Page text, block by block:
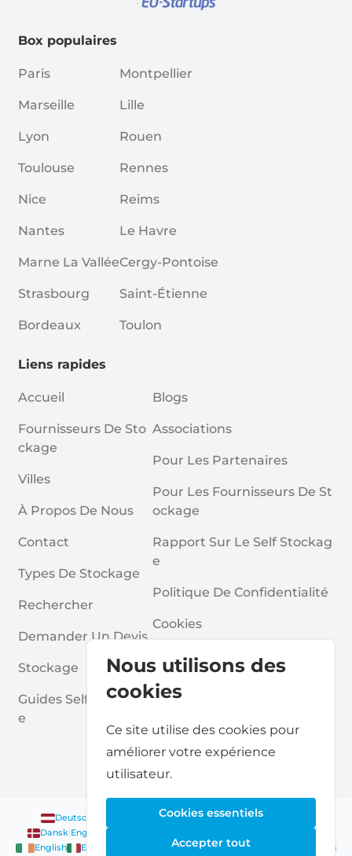
Nous utilisons des
cookies
Ce site utilise des cookies pour
améliorer votre expérience
utilisateur.
Cookies essentiels
Accepter tout
Box populaires
Paris
Marseille
Lyon
Toulouse
Nice
Nantes
Marne La Vallée
Strasbourg
Bordeaux
Montpellier
Lille
Rouen
Rennes
Reims
Le Havre
Cergy-Pontoise
Saint-Étienne
Toulon
Liens rapides
Accueil
Fournisseurs De Sto
Ckage
Villes
À Propos De Nous
Contact
Types De Stockage
Rechercher
Demander Un Devis
Stockage
Guides Self Stockag
E
Blogs
Associations
Pour Les Partenaires
Pour Les Fournisseurs De St
Ockage
Rapport Sur Le Self Stockag
E
Politique De Confidentialité
Cookies
Conditions Générales
Questions Fréquentes
Deutsch Nederlands|Français|English
Dansk English
English
English
English Nederlands|English Norsk English